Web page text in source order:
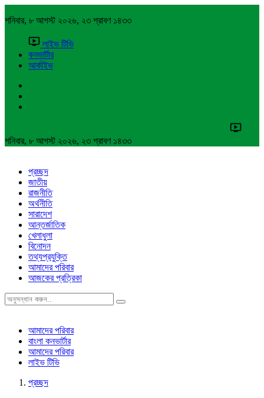
শনিবার, ৮ আগস্ট ২০২৬, ২৩ শ্রাবণ ১৪৩৩
লাইভ টিভি
কনভার্টার
আর্কাইভ
শনিবার, ৮ আগস্ট ২০২৬, ২৩ শ্রাবণ ১৪৩৩
প্রচ্ছদ
জাতীয়
রাজনীতি
অর্থনীতি
সারাদেশ
আন্তর্জাতিক
খেলাধুলা
বিনোদন
তথ্যপ্রযুক্তি
আমাদের পরিবার
আজকের প্রত্রিকা
আমাদের পরিবার
বাংলা কনভার্টার
আমাদের পরিবার
লাইভ টিভি
প্রচ্ছদ